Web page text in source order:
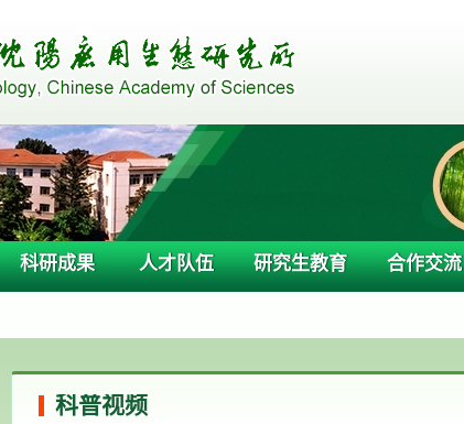
科研成果 人才队伍 研究生教育 合作交流
科普视频